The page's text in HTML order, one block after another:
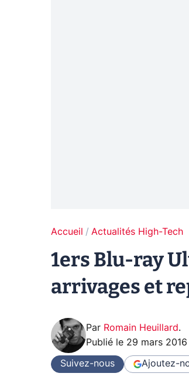
Accueil Actualités High-Tech
1ers Blu-ray
arrivages et
Par Romain Heuillard.
Publié le 29 mars 2016
Suivez-nous Ajoutez-